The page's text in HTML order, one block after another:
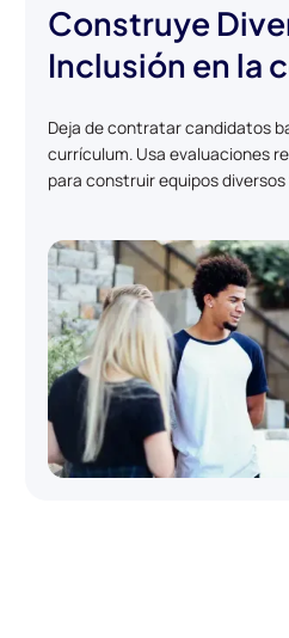
Construye
Inclusión en la
Deja de contratar candidatos
currículum. Usa evaluaciones
para construir equipos